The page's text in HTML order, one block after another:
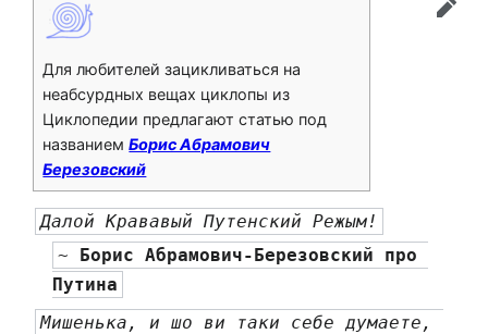
Для любителей зацикливаться на
неабсурдных вещах циклопы из
Циклопедии предлагают статью под
названиемБорис Абрамович
Березовский
Далой Крававый Путенский Режым!
~ Борис Абрамович-Березовский про
Путина
Мишенька, и шо ви таки себе думаете,